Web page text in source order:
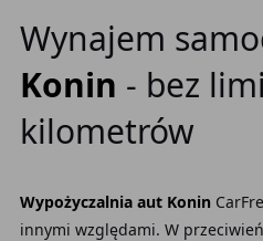
Wynajem
Konin - bez
kilometrów
Wypożyczalnia aut Konin
innymi względami. W